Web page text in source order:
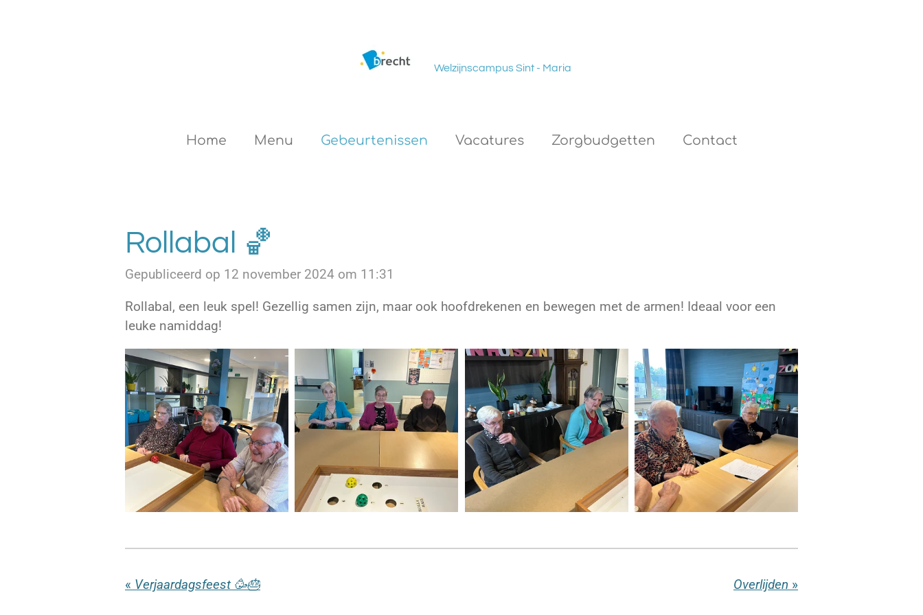
Welzijnscampus Sint - Maria
Home Menu Gebeurtenissen Vacatures Zorgbudgetten Contact
Rollabal 🏀
Gepubliceerd op 12 november 2024 om 11:31
Rollabal, een leuk spel! Gezellig samen zijn, maar ook hoofdrekenen en bewegen met de armen! Ideaal voor een
leuke namiddag!
« Verjaardagsfeest 🥳🎂 Overlijden »